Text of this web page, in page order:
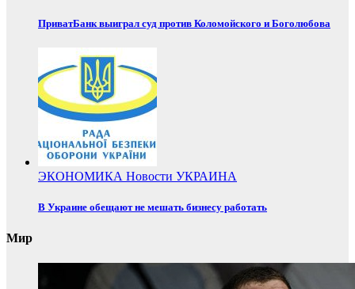
ПриватБанк выиграл суд против Коломойского и Боголюбова
ЭКОНОМИКА Новости УКРАИНА
В Украине обещают не мешать бизнесу работать
Мир